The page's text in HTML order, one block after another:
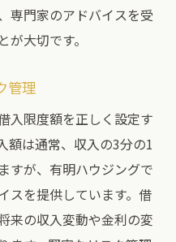
専門家のアドバイスを受
大切です。
管理
入限度額を正しく設定す
額は通常、収入の3分の1
すが、有明ハウジングで
スを提供しています。借
来の収入変動や金利の変